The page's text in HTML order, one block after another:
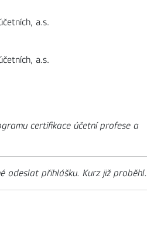
a.s.
a.s.
certifikace účetní profese a
odeslat přihlášku. Kurz již proběhl.